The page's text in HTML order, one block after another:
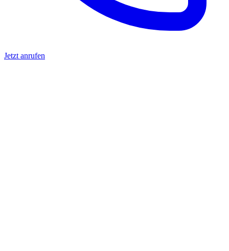
Jetzt anrufen